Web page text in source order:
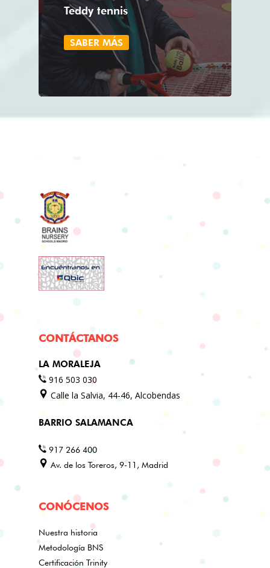
Teddy tennis
SABER MÁS
CONTÁCTANOS
LA MORALEJA
916 503 030
Calle la Salvia, 44-46, Alcobendas
BARRIO SALAMANCA
917 266 400
Av. de los Toreros, 9-11, Madrid
CONÓCENOS
Nuestra historia
Metodología BNS
Certificación Trinity